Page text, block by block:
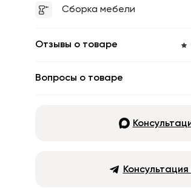
Сборка мебели
Отзывы о товаре
Вопросы о товаре